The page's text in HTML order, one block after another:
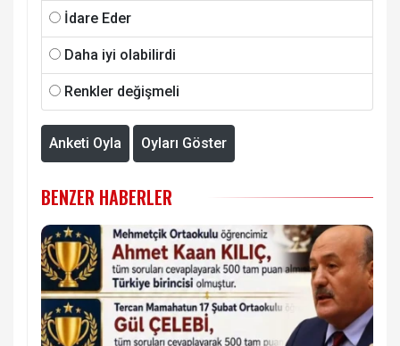
İdare Eder
Daha iyi olabilirdi
Renkler değişmeli
Anketi Oyla Oyları Göster
BENZER HABERLER